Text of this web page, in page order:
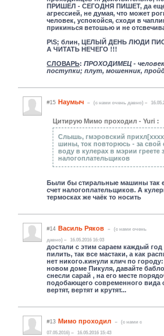
ПРИШЕЛ - СЕГОДНЯ ПИШЕТ, да еще
агрессией, не думая, что может
человек, успокойся, сходи в
прикинься ветошью и не
P\S; блин, ЦЕЛЫЙ ДЕНЬ ЛЮДИ
А ЧИТАТЬ НЕЧЕГО !!!
СЛОВАРЬ: ПРОХОДИМЕЦ -
поступки; плут, мошенник,
#15 Hаумыч (c нами очень давно)
Цитирую Мимо проходил - Yuri :
Слышь, гмэровский
шины, ток повторюсь - за
воду в кулерах в мэрии греете
налогоплательщиков
Были бы стиральные машины так
счет налогоплательщиков. А
термосках же чаёк то носить
#14 Василь Ряков
(c нами очень
давно)
16.05.2016 16:03
достали с этим сараем каждый
пилить, так все мастаки, а как
нет никого.кинули клич по
новом доме Пикуля, давайте
снесли сарай , на его месте
подобающего современного вида
вертят, вертят и крутят...
#13 Мимо проходил
(c нами с
07.05.2016)
16.05.2016 15:43